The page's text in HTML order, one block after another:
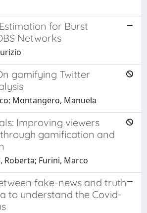
for Burst
Networks
gamifying Twitter
Montangero, Manuela
Improving viewers
gamification and
Roberta; Furini, Marco
fake-news and truth
to understand the Covid-